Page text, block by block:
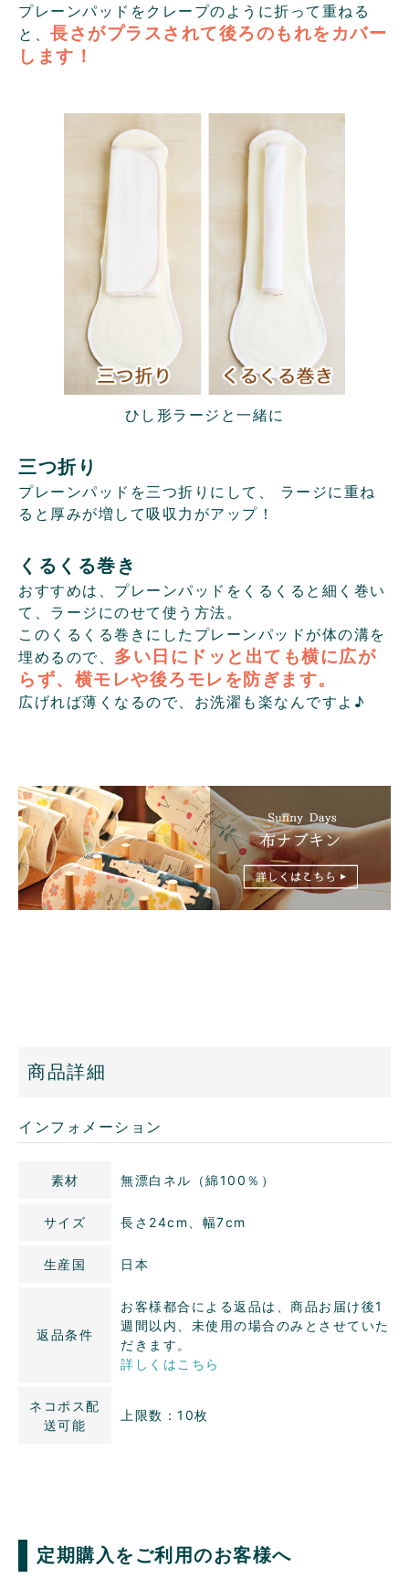
プレーンパッドをクレープのように折って重ねる
と、 長さがプラスされて後ろのもれをカバー
します！
ひし形ラージと一緒に
三つ折り
プレーンパッドを三つ折りにして、 ラージに重ね
ると厚みが増して吸収力がアップ！
くるくる巻き
おすすめは、プレーンパッドをくるくると細く巻い
て、ラージにのせて使う方法。
このくるくる巻きにしたプレーンパッドが体の溝を
埋めるので、 多い日にドッと出ても横に広が
らず、横モレや後ろモレを防ぎます。
広げれば薄くなるので、お洗濯も楽なんですよ♪
商品詳細
インフォメーション
素材 無漂白ネル（綿100％）
サイズ 長さ24cm、幅7cm
生産国 日本
返品条件
お客様都合による返品は、商品お届け後1
週間以内、未使用の場合のみとさせていた
だきます。
詳しくはこちら
ネコポス配
送可能
上限数：10枚
定期購入をご利用のお客様へ